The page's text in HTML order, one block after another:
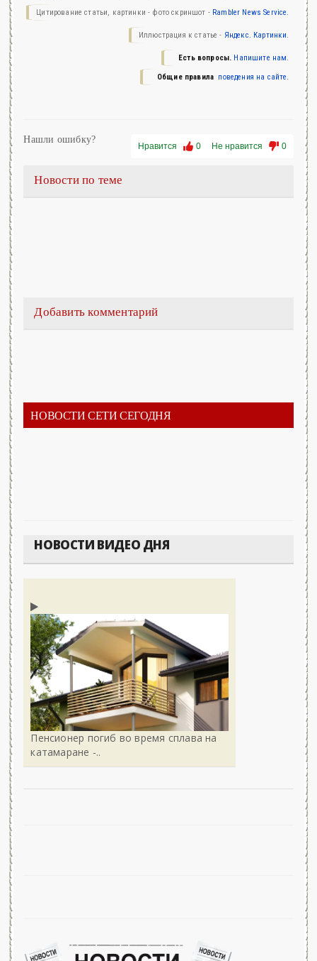
Цитирование статьи, картинки - фото скриншот - Rambler News Service.
Иллюстрация к статье - Яндекс. Картинки.
Есть вопросы. Напишите нам.
Общие правила поведения на сайте.
Нравится 0 Не нравится 0
Нашли ошибку?
Новости по теме
Добавить комментарий
НОВОСТИ СЕТИ СЕГОДНЯ
НОВОСТИ ВИДЕО ДНЯ
Пенсионер погиб во время сплава на
катамаране -..